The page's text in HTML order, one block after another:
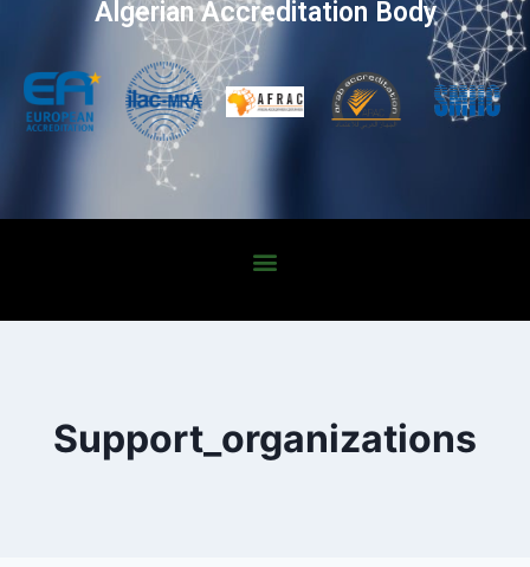
Algerian Accreditation Body
Support_organizations